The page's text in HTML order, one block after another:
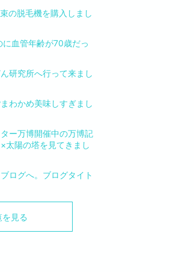
の脱毛機を購入しまし
血管年齢が70歳だっ
研究所へ行って来まし
わかめ美味しすぎまし
ー万博開催中の万博記
太陽の塔を見てきまし
ログへ。ブログタイト
を見る